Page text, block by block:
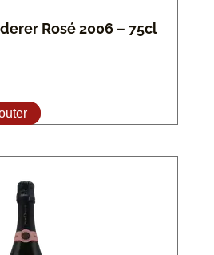
Rosé 2006 – 75cl